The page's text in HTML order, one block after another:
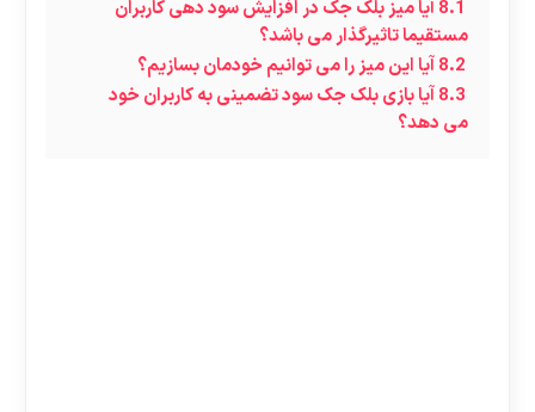
8.1آیا میز بلک جک در افزایش سود دهی کاربران
مستقیما تاثیرگذار می باشد؟
8.2آیا این میز را می توانیم خودمان بسازیم؟
8.3آیا بازی بلک جک سود تضمینی به کاربران خود
می دهد؟